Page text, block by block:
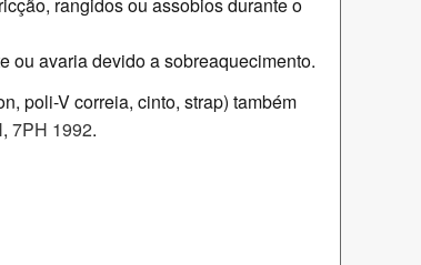
rangidos ou assobios durante o
ou avaria devido a sobreaquecimento.
poli-V correia, cinto, strap) também
, 7PH 1992.